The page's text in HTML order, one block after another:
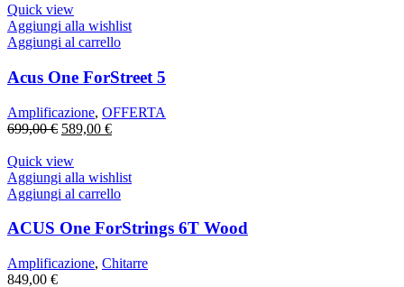
era:
1.049,00 €.999,00 €.
Quick view
Aggiungi alla wishlist
Aggiungi al carrello
Acus One ForStreet 5
Amplificazione, OFFERTA
699,00€ Il
originale
era:
699,00 €.
589,00 €Il
è:
589,00 €.
Quick view
Aggiungi alla wishlist
Aggiungi al carrello
ACUS One ForStrings 6T Wood
Amplificazione, Chitarre
849,00 €